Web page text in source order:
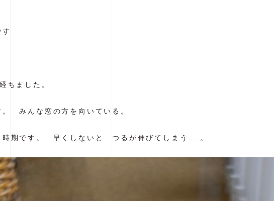
ちました。
みんな窓の方を向いている。
期です。 早くしないと つるが伸びてしまう….。